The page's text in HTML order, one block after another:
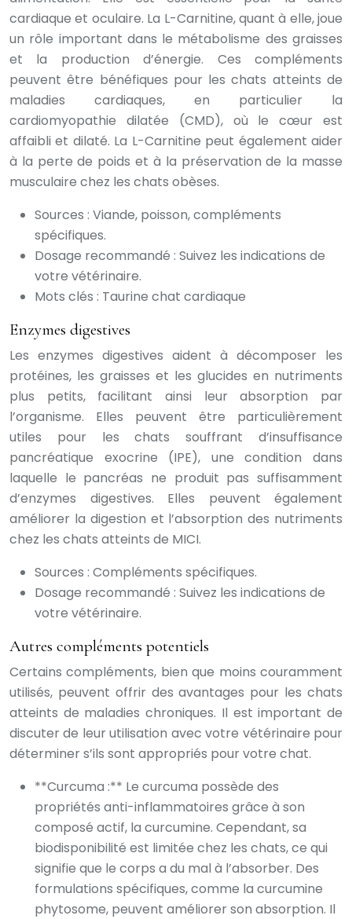
cardiaque et oculaire. La L-Carnitine, quant à elle, joue
un rôle important dans le métabolisme des graisses
et la production d’énergie. Ces compléments
peuvent être bénéfiques pour les chats atteints de
maladies cardiaques, en particulier la
cardiomyopathie dilatée (CMD), où le cœur est
affaibli et dilaté. La L-Carnitine peut également aider
à la perte de poids et à la préservation de la masse
musculaire chez les chats obèses.
Sources : Viande, poisson, compléments
spécifiques.
Dosage recommandé : Suivez les indications de
votre vétérinaire.
Mots clés : Taurine chat cardiaque
Enzymes digestives
Les enzymes digestives aident à décomposer les
protéines, les graisses et les glucides en nutriments
plus petits, facilitant ainsi leur absorption par
l’organisme. Elles peuvent être particulièrement
utiles pour les chats souffrant d’insuffisance
pancréatique exocrine (IPE), une condition dans
laquelle le pancréas ne produit pas suffisamment
d’enzymes digestives. Elles peuvent également
améliorer la digestion et l’absorption des nutriments
chez les chats atteints de MICI.
Sources : Compléments spécifiques.
Dosage recommandé : Suivez les indications de
votre vétérinaire.
Autres compléments potentiels
Certains compléments, bien que moins couramment
utilisés, peuvent offrir des avantages pour les chats
atteints de maladies chroniques. Il est important de
discuter de leur utilisation avec votre vétérinaire pour
déterminer s’ils sont appropriés pour votre chat.
**Curcuma :** Le curcuma possède des
propriétés anti-inflammatoires grâce à son
composé actif, la curcumine. Cependant, sa
biodisponibilité est limitée chez les chats, ce qui
signifie que le corps a du mal à l’absorber. Des
formulations spécifiques, comme la curcumine
phytosome, peuvent améliorer son absorption. Il